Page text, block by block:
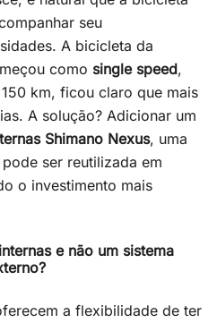
seu
A bicicleta da
como single speed,
km, ficou claro que mais
A solução? Adicionar um
Shimano Nexus, uma
ser reutilizada em
o investimento mais
e não um sistema
a flexibilidade de ter